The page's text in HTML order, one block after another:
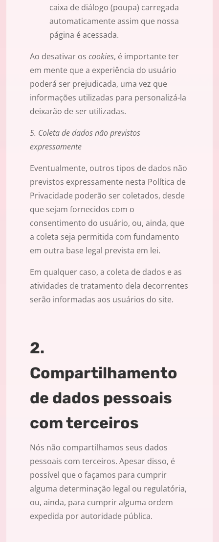
caixa de diálogo (poupa) carregada
automaticamente assim que nossa
página é acessada.
Ao desativar os cookies, é importante ter
em mente que a experiência do usuário
poderá ser prejudicada, uma vez que
informações utilizadas para personalizá-la
deixarão de ser utilizadas.
5. Coleta de dados não previstos
expressamente
Eventualmente, outros tipos de dados não
previstos expressamente nesta Política de
Privacidade poderão ser coletados, desde
que sejam fornecidos com o
consentimento do usuário, ou, ainda, que
a coleta seja permitida com fundamento
em outra base legal prevista em lei.
Em qualquer caso, a coleta de dados e as
atividades de tratamento dela decorrentes
serão informadas aos usuários do site.
2.
Compartilhamento
de dados pessoais
com terceiros
Nós não compartilhamos seus dados
pessoais com terceiros. Apesar disso, é
possível que o façamos para cumprir
alguma determinação legal ou regulatória,
ou, ainda, para cumprir alguma ordem
expedida por autoridade pública.